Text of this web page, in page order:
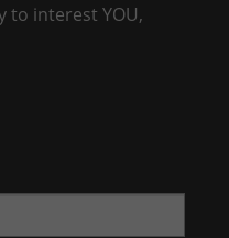
to interest YOU,